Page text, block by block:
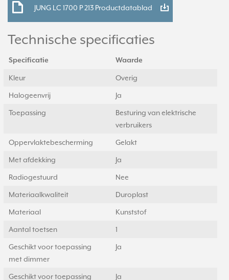
JUNG LC 1700 P 213 Productdatablad
Technische specificaties
Specificatie Waarde
Kleur Overig
Halogeenvrij Ja
Toepassing
Besturing van elektrische
verbruikers
Oppervlaktebescherming Gelakt
Met afdekking Ja
Radiogestuurd Nee
Materiaalkwaliteit Duroplast
Materiaal Kunststof
Aantal toetsen 1
Geschikt voor toepassing
met dimmer
Ja
Geschikt voor toepassing
Ja